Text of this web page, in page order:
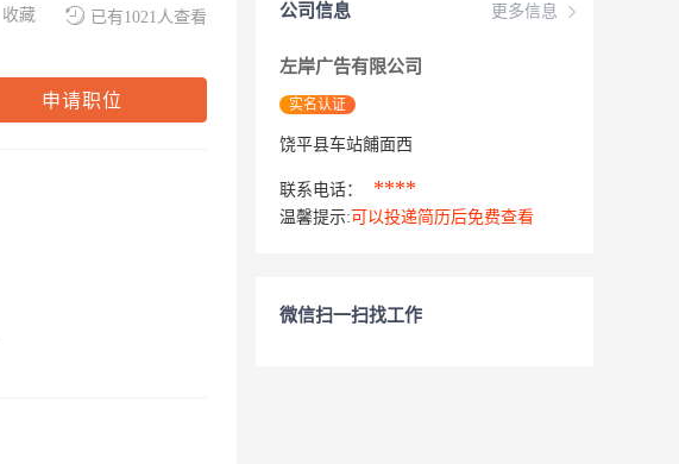
已有1021人查看
收藏
申请职位
更多信息
公司信息
左岸广告有限公司
实名认证
饶平县车站餔面西
联系电话： ****
温馨提示: 可以投递简历后免费查看
微信扫一扫找工作